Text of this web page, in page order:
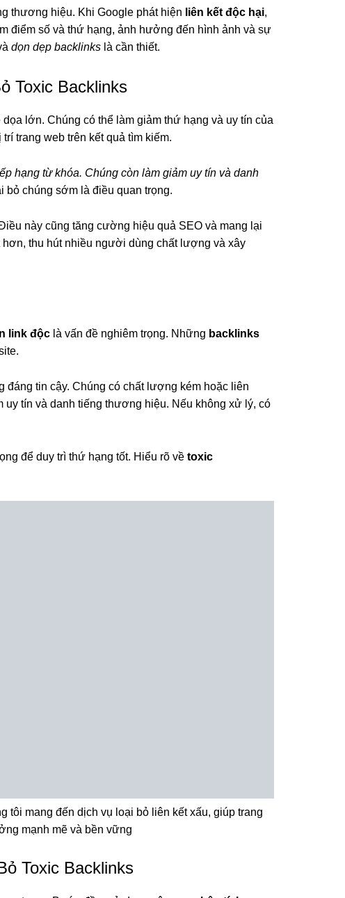
thương hiệu. Khi Google phát hiện liên kết độc hại,
điểm số và thứ hạng, ảnh hưởng đến hình ảnh và sự
dọn dẹp backlinks là cần thiết.
Toxic Backlinks
dọa lớn. Chúng có thể làm giảm thứ hạng và uy tín của
trang web trên kết quả tìm kiếm.
hạng từ khóa. Chúng còn làm giảm uy tín và danh
bỏ chúng sớm là điều quan trọng.
này cũng tăng cường hiệu quả SEO và mang lại
thu hút nhiều người dùng chất lượng và xây
link độc là vấn đề nghiêm trọng. Những backlinks
đáng tin cậy. Chúng có chất lượng kém hoặc liên
tín và danh tiếng thương hiệu. Nếu không xử lý, có
để duy trì thứ hạng tốt. Hiểu rõ về toxic
tôi mang đến dịch vụ loại bỏ liên kết xấu, giúp trang
mạnh mẽ và bền vững
Toxic Backlinks